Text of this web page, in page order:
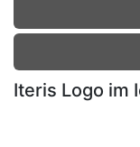
Iteris Logo im